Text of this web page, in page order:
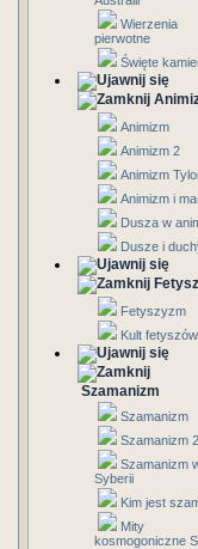
Wierzenia
pierwotne
Święte
Animizm
Animizm 2
Animizm
Animizm i
Dusza w
Dusze i
Fetyszyzm
Kult fetyszów
Szamanizm
Szamanizm
Szamanizm 2
Szamanizm
Syberii
Kim jest
Mity
kosmogoniczne